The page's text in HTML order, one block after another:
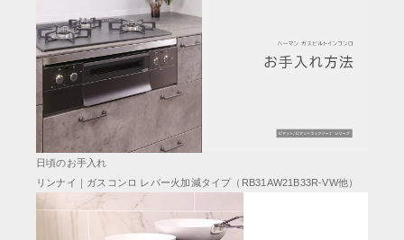
日頃のお手入れ
リンナイ｜ガスコンロ レバー火加減タイプ（RB31AW21B33R-VW他）